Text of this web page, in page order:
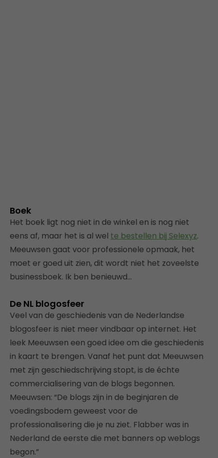
Boek
Het boek ligt nog niet in de winkel en is nog niet
eens af, maar het is al wel te bestellen bij Selexyz.
Meeuwsen gaat voor professionele opmaak, het
moet er goed uit zien, dit wordt niet het zoveelste
businessboek. Ik ben benieuwd…
De NL blogosfeer
Veel van de geschiedenis van de Nederlandse
blogosfeer is niet meer vindbaar op internet. Het
leek Meeuwsen een goed idee om die geschiedenis
in kaart te brengen. Vanaf het punt dat Meeuwsen
met zijn geschiedschrijving stopt, is de échte
commercialisering van de blogs begonnen.
Meeuwsen: “De blogs zijn in de beginjaren de
voedingsbodem geweest voor de
professionalisering die je nu ziet. Flabber was in
Nederland de eerste die met banners op weblogs
begon.”